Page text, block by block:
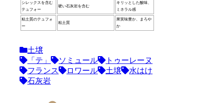
シレックスを含む
テュフォー
硬い石灰岩を含む
キリッとした酸味、
ミネラル感
粘土質のテュフォ
ー
粘土質
果実味豊か、まろや
か
土壌
「テ」
ソミュール
トゥーレーヌ
フランス
ロワール 土壌
水はけ
石灰岩